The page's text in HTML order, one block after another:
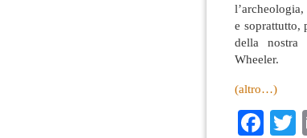
e soprattutto,
della
Wheeler.
(altro…)